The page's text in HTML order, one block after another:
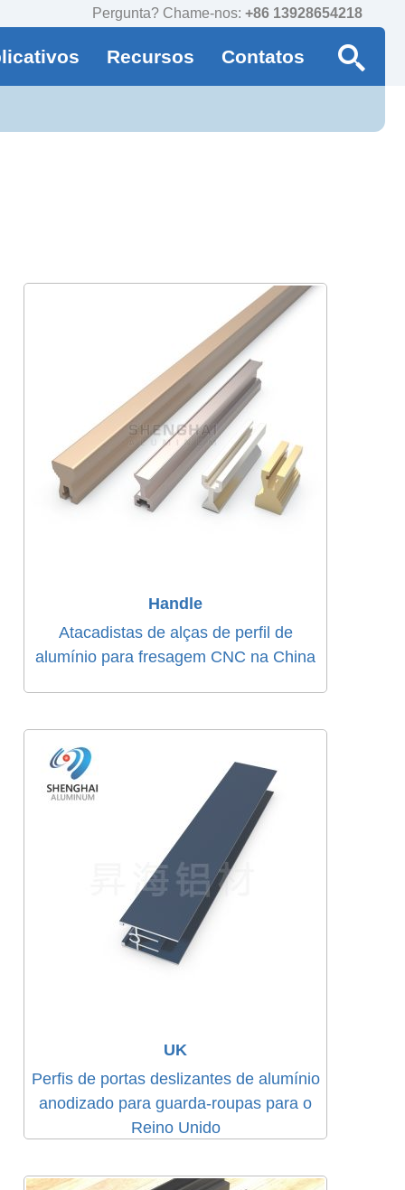
Pergunta? Chame-nos: +86 13928654218
Recursos Contatos
Handle
Atacadistas de alças de perfil de
alumínio para fresagem CNC na China
UK
Perfis de portas deslizantes de alumínio
anodizado para guarda-roupas para o
Reino Unido